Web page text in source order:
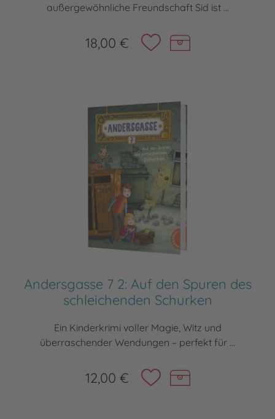
außergewöhnliche Freundschaft Sid ist ...
18,00 €
Andersgasse 7 2: Auf den Spuren des
schleichenden Schurken
Ein Kinderkrimi voller Magie, Witz und
überraschender Wendungen – perfekt für ...
12,00 €